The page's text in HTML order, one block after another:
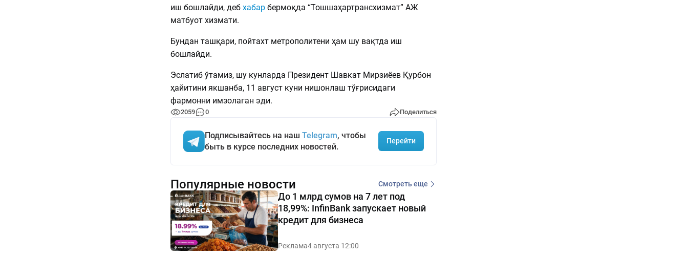
иш бошлайди, деб хабарбермоқда “Тошшаҳартрансхизмат” АЖ
матбуот хизмати.
Бундан ташқари, пойтахт метрополитени ҳам шу вақтда иш
бошлайди.
Эслатиб ўтамиз, шу кунларда Президент Шавкат Мирзиёев Қурбон
ҳайитини якшанба, 11 август куни нишонлаш тўғрисидаги
фармонни имзолаган эди.
2059 0 Поделиться
Подписывайтесь на наш Telegram, чтобы
быть в курсе последних новостей.
Перейти
Популярные новости Смотреть еще
До 1 млрд сумов на 7 лет под
18,99%: InfinBank запускает новый
кредит для бизнеса
Реклама4 августа 12:00